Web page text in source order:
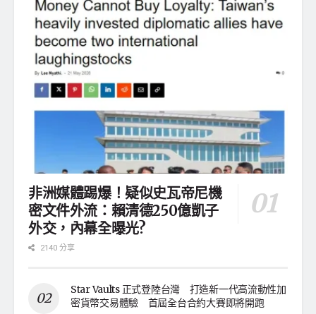
非洲媒體踢爆！疑似史瓦帝尼機
密文件外流：賴清德250億凱子
外交，內幕全曝光?
2140 分享
Star Vaults 正式登陸台灣 打造新一代高流動性加
密貨幣交易體驗 首屆全台合約大賽即將開跑